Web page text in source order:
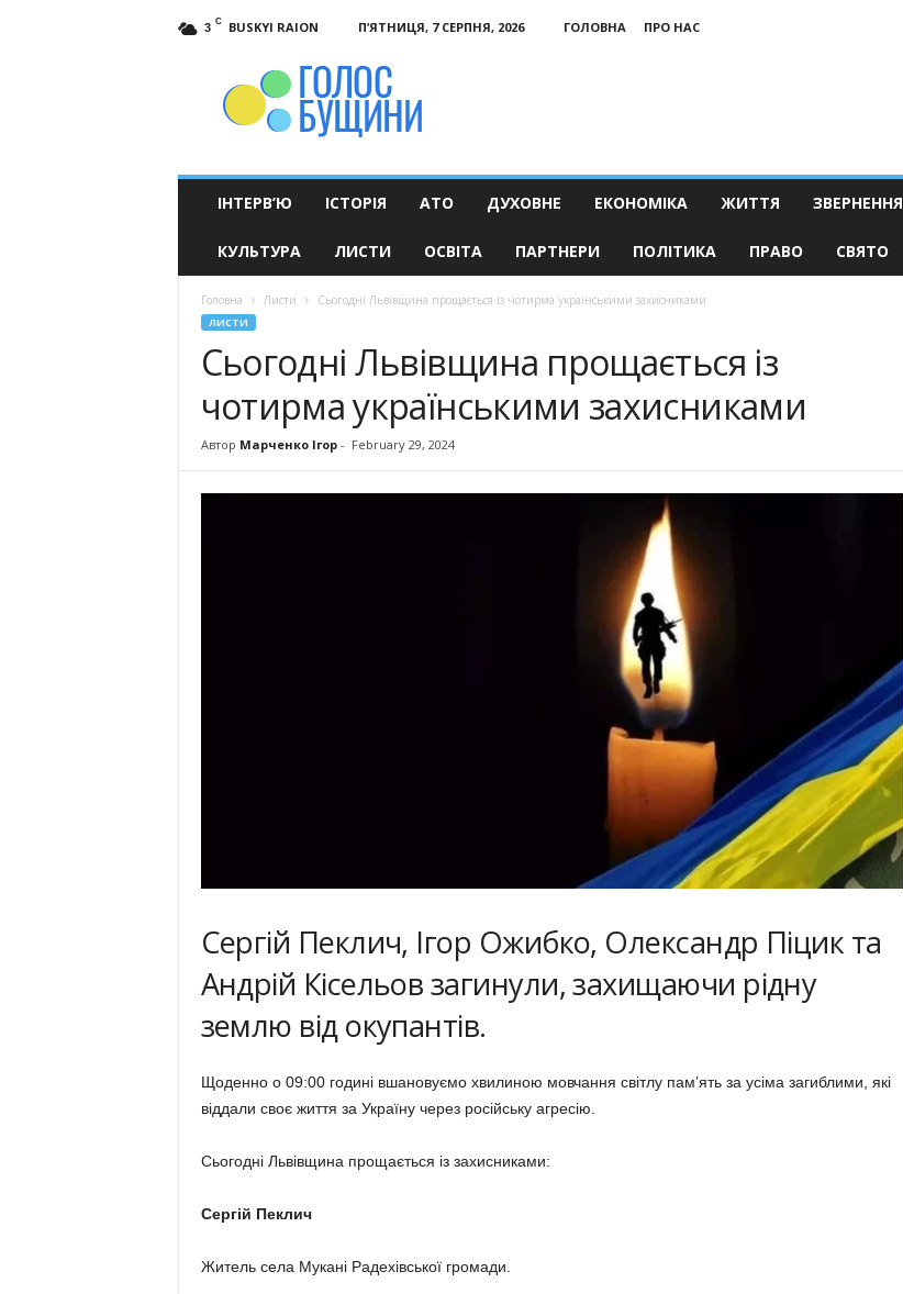
3 C BUSKYI RAION П’ЯТНИЦЯ, 7 СЕРПНЯ, 2026 ГОЛОВНА
ПРО НАС
ІНТЕРВ’Ю ІСТОРІЯ АТО ДУХОВНЕ ЕКОНОМІКА ЖИТТЯ ЗВЕРНЕННЯ
КУЛЬТУРА ЛИСТИ ОСВІТА ПАРТНЕРИ ПОЛІТИКА ПРАВО СВЯТО
Головна Листи Сьогодні Львівщина прощається із чотирма українськими захисниками
ЛИСТИ
Сьогодні Львівщина прощається із
чотирма українськими захисниками
Автор Марченко Ігор- February 29, 2024
Сергій Пеклич, Ігор Ожибко, Олександр Піцик та
Андрій Кісельов загинули, захищаючи рідну
землю від окупантів.
Щоденно о 09:00 годині вшановуємо хвилиною мовчання світлу пам’ять за усіма загиблими, які
віддали своє життя за Україну через російську агресію.
Сьогодні Львівщина прощається із захисниками:
Сергій Пеклич
Житель села Мукані Радехівської громади.